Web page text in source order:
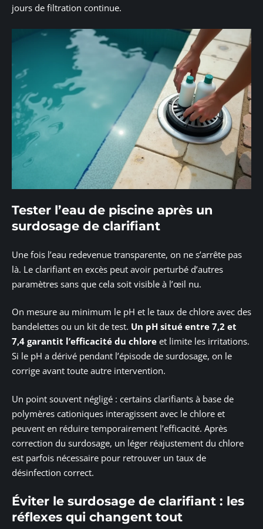
jours de filtration continue.
Tester l’eau de piscine après un
surdosage de clarifiant
Une fois l’eau redevenue transparente, on ne s’arrête pas
là. Le clarifiant en excès peut avoir perturbé d’autres
paramètres sans que cela soit visible à l’œil nu.
On mesure au minimum le pH et le taux de chlore avec des
bandelettes ou un kit de test. Un pH situé entre 7,2 et
7,4 garantit l’efficacité du chlore et limite les irritations.
Si le pH a dérivé pendant l’épisode de surdosage, on le
corrige avant toute autre intervention.
Un point souvent négligé : certains clarifiants à base de
polymères cationiques interagissent avec le chlore et
peuvent en réduire temporairement l’efficacité. Après
correction du surdosage, un léger réajustement du chlore
est parfois nécessaire pour retrouver un taux de
désinfection correct.
Éviter le surdosage de clarifiant : les
réflexes qui changent tout